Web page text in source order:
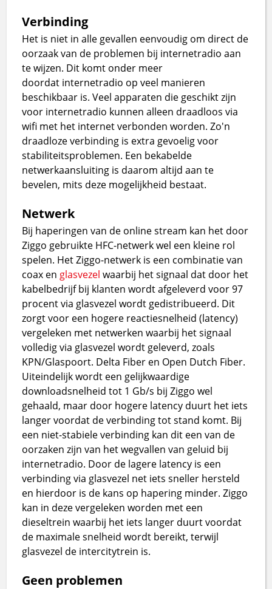
Verbinding
Het is niet in alle gevallen eenvoudig om direct de
oorzaak van de problemen bij internetradio aan
te wijzen. Dit komt onder meer
doordat internetradio op veel manieren
beschikbaar is. Veel apparaten die geschikt zijn
voor internetradio kunnen alleen draadloos via
wifi met het internet verbonden worden. Zo'n
draadloze verbinding is extra gevoelig voor
stabiliteitsproblemen. Een bekabelde
netwerkaansluiting is daarom altijd aan te
bevelen, mits deze mogelijkheid bestaat.
Netwerk
Bij haperingen van de online stream kan het door
Ziggo gebruikte HFC-netwerk wel een kleine rol
spelen. Het Ziggo-netwerk is een combinatie van
coax en glasvezelwaarbij het signaal dat door het
kabelbedrijf bij klanten wordt afgeleverd voor 97
procent via glasvezel wordt gedistribueerd. Dit
zorgt voor een hogere reactiesnelheid (latency)
vergeleken met netwerken waarbij het signaal
volledig via glasvezel wordt geleverd, zoals
KPN/Glaspoort. Delta Fiber en Open Dutch Fiber.
Uiteindelijk wordt een gelijkwaardige
downloadsnelheid tot 1 Gb/s bij Ziggo wel
gehaald, maar door hogere latency duurt het iets
langer voordat de verbinding tot stand komt. Bij
een niet-stabiele verbinding kan dit een van de
oorzaken zijn van het wegvallen van geluid bij
internetradio. Door de lagere latency is een
verbinding via glasvezel net iets sneller hersteld
en hierdoor is de kans op hapering minder. Ziggo
kan in deze vergeleken worden met een
dieseltrein waarbij het iets langer duurt voordat
de maximale snelheid wordt bereikt, terwijl
glasvezel de intercitytrein is.
Geen problemen